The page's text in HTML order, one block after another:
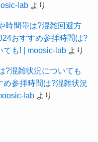
labより
時間帯は?混雑回避方
おすすめ参拝時間は?
ても! | moosic-labより
?混雑状況についても
め参拝時間は?混雑状況
labより